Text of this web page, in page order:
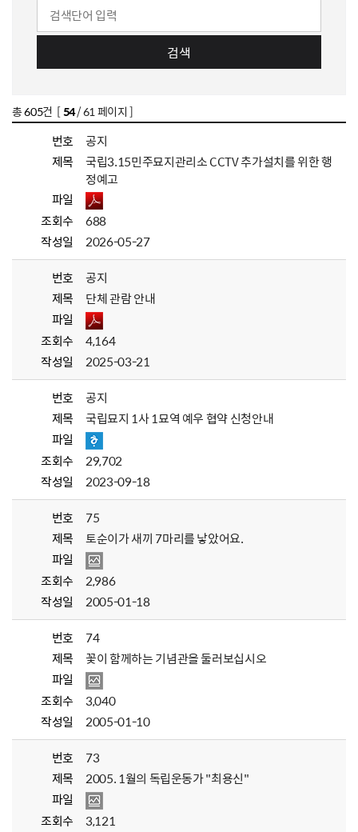
검색
총605건 [54/ 61 페이지 ]
번호
공지
제목
국립3.15민주묘지관리소 CCTV 추가설치를 위한 행
정예고
파일
조회수
688
작성일
2026-05-27
번호
공지
제목
단체 관람 안내
파일
조회수
4,164
작성일
2025-03-21
번호
공지
제목
국립묘지 1사 1묘역 예우 협약 신청안내
파일
조회수
29,702
작성일
2023-09-18
번호
75
제목
토순이가 새끼 7마리를 낳았어요.
파일
조회수
2,986
작성일
2005-01-18
번호
74
제목
꽃이 함께하는 기념관을 둘러보십시오
파일
조회수
3,040
작성일
2005-01-10
번호
73
제목
2005. 1월의 독립운동가 "최용신"
파일
조회수
3,121